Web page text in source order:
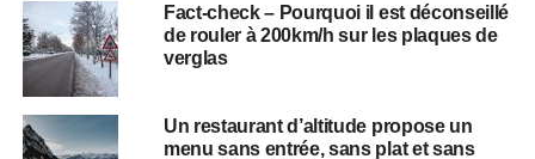
Fact-check – Pourquoi il est déconseillé
de rouler à 200km/h sur les plaques de
verglas
Un restaurant d’altitude propose un
menu sans entrée, sans plat et sans